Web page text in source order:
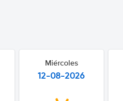
Miércoles
12-08-2026